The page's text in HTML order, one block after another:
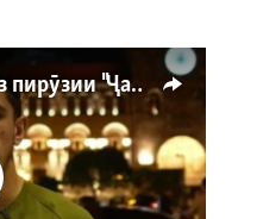
Ҳаводории арманиҳо аз пирӯзии "Ҷаллод"-и тоҷик